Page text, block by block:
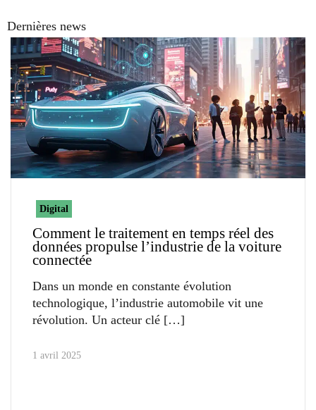
Dernières news
Digital
Comment le traitement en temps réel des
données propulse l’industrie de la voiture
connectée
Dans un monde en constante évolution
technologique, l’industrie automobile vit une
révolution. Un acteur clé
1 avril 2025